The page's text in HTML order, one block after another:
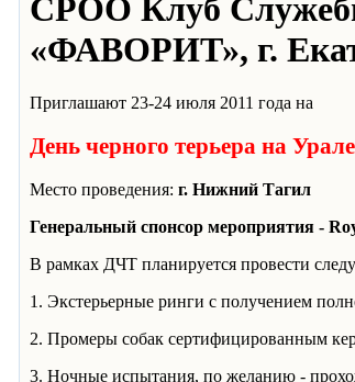
СРОО Клуб
«ФАВОРИТ», г.
Приглашают 23-24 июля 2011 года на
День черного терьера на
Место проведения: г. Нижний Тагил
Генеральный спонсор мероприятия -
В рамках ДЧТ планируется провести
1. Экстерьерные ринги с получением
2. Промеры собак сертифицированным
3. Ночные испытания, по желанию -